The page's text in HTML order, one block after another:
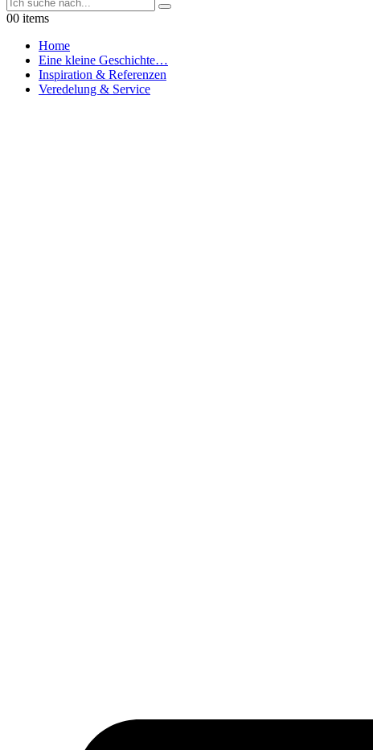
00 items
Home
Eine kleine Geschichte…
Inspiration & Referenzen
Veredelung & Service